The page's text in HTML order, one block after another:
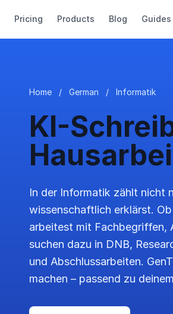
Pricing Products Blog Guides
Home / German / Informatik
KI-
In der Informatik zählt nicht
wissenschaftlich erklärst.
arbeitest mit Fachbegriffen,
suchen dazu in DNB,
und Abschlussarbeiten.
machen – passend zu